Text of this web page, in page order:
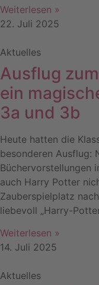
Weiterlesen »
22. Juli 2025
Aktuelles
Ausflug
ein
3a und 3b
Heute hatten die
besonderen Ausflug:
Büchervorstellungen
auch Harry Potter
Zauberspielplatz
liebevoll „Harry-
Weiterlesen »
14. Juli 2025
Aktuelles